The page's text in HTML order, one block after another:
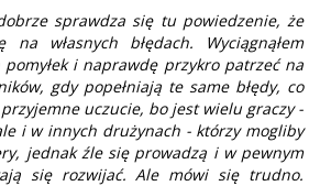
sprawdza się tu powiedzenie, że
na własnych błędach. Wyciągnąłem
i naprawdę przykro patrzeć na
gdy popełniają te same błędy, co
przyjemne uczucie, bo jest wielu graczy -
i w innych drużynach - którzy mogliby
jednak źle się prowadzą i w pewnym
się rozwijać. Ale mówi się trudno.